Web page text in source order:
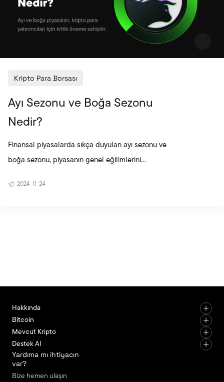
Kripto Para Borsası
Ayı Sezonu ve Boğa Sezonu
Nedir?
Finansal piyasalarda sıkça duyulan ayı sezonu ve
boğa sezonu, piyasanın genel eğilimlerini
2024-11-24
Hakkında
Bitcoin
Mevcut Kripto
Destek Al
Yardıma mı ihtiyacın
var?
Bize hemen ulaşın